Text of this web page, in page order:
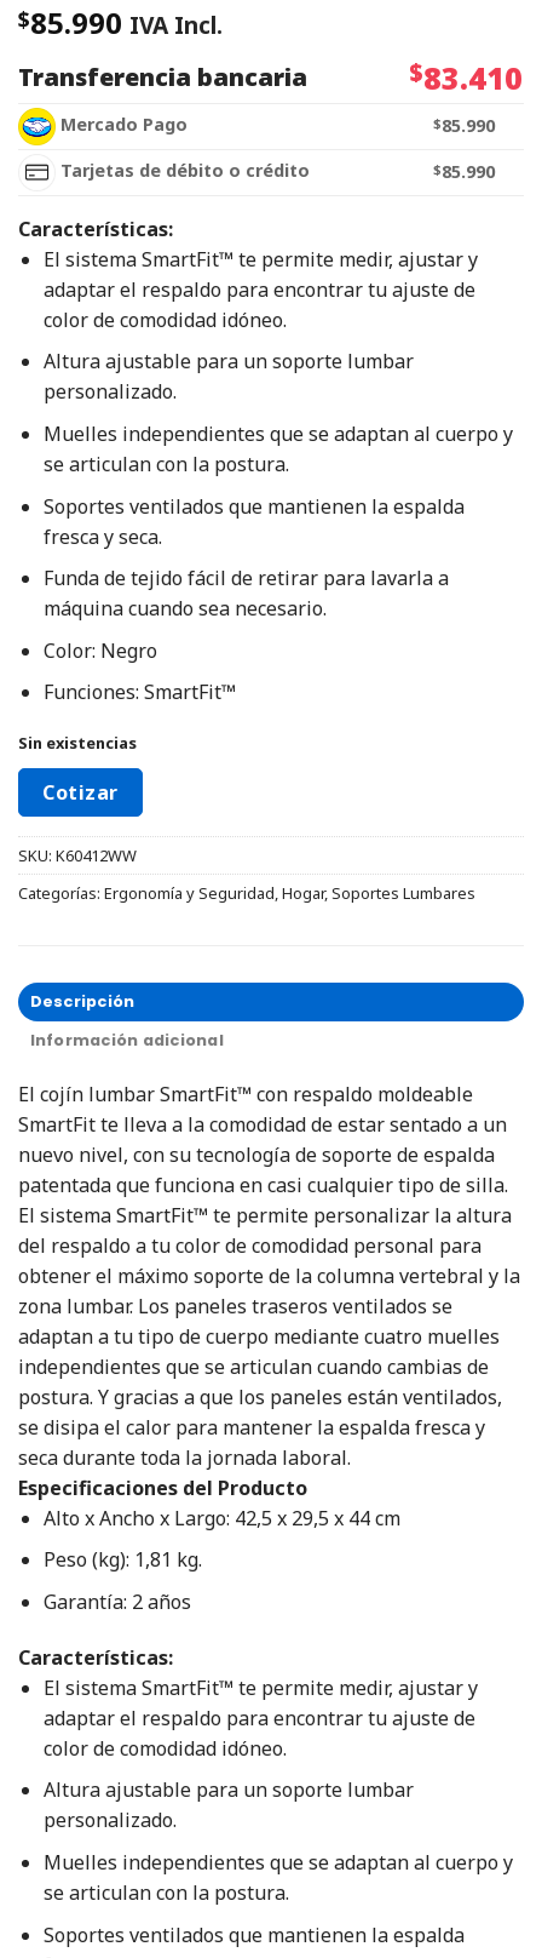
$85.990 IVA Incl.
Transferencia bancaria
$83.410
Mercado Pago $85.990
Tarjetas de débito o crédito
$85.990
Características:
El sistema SmartFit™ te permite medir, ajustar y
adaptar el respaldo para encontrar tu ajuste de
color de comodidad idóneo.
Altura ajustable para un soporte lumbar
personalizado.
Muelles independientes que se adaptan al cuerpo y
se articulan con la postura.
Soportes ventilados que mantienen la espalda
fresca y seca.
Funda de tejido fácil de retirar para lavarla a
máquina cuando sea necesario.
Color: Negro
Funciones: SmartFit™
Sin existencias
Cotizar
SKU: K60412WW
Categorías: Ergonomía y Seguridad,Hogar,Soportes Lumbares
Descripción
Información adicional
El cojín lumbar SmartFit™ con respaldo moldeable
SmartFit te lleva a la comodidad de estar sentado a un
nuevo nivel, con su tecnología de soporte de espalda
patentada que funciona en casi cualquier tipo de silla.
El sistema SmartFit™ te permite personalizar la altura
del respaldo a tu color de comodidad personal para
obtener el máximo soporte de la columna vertebral y la
zona lumbar. Los paneles traseros ventilados se
adaptan a tu tipo de cuerpo mediante cuatro muelles
independientes que se articulan cuando cambias de
postura. Y gracias a que los paneles están ventilados,
se disipa el calor para mantener la espalda fresca y
seca durante toda la jornada laboral.
Especificaciones del Producto
Alto x Ancho x Largo: 42,5 x 29,5 x 44 cm
Peso (kg): 1,81 kg.
Garantía: 2 años
Características:
El sistema SmartFit™ te permite medir, ajustar y
adaptar el respaldo para encontrar tu ajuste de
color de comodidad idóneo.
Altura ajustable para un soporte lumbar
personalizado.
Muelles independientes que se adaptan al cuerpo y
se articulan con la postura.
Soportes ventilados que mantienen la espalda